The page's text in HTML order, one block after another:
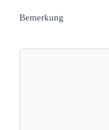
Bemerkung